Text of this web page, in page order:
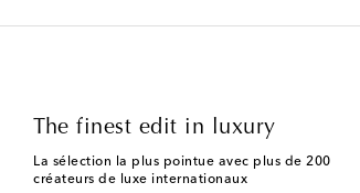
The finest edit in luxury
La sélection la plus pointue avec plus de 200
créateurs de luxe internationaux